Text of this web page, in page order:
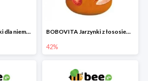
PAMPERS Chusteczki dla niemowląt Sensitive BOBOVITA Jarzynki z łososiem w pomidorach
42%